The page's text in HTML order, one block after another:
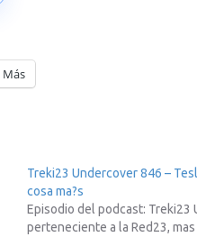
Más
Treki23 Undercover 846 –
cosa ma?s
Episodio del podcast: Treki23
perteneciente a la Red23,